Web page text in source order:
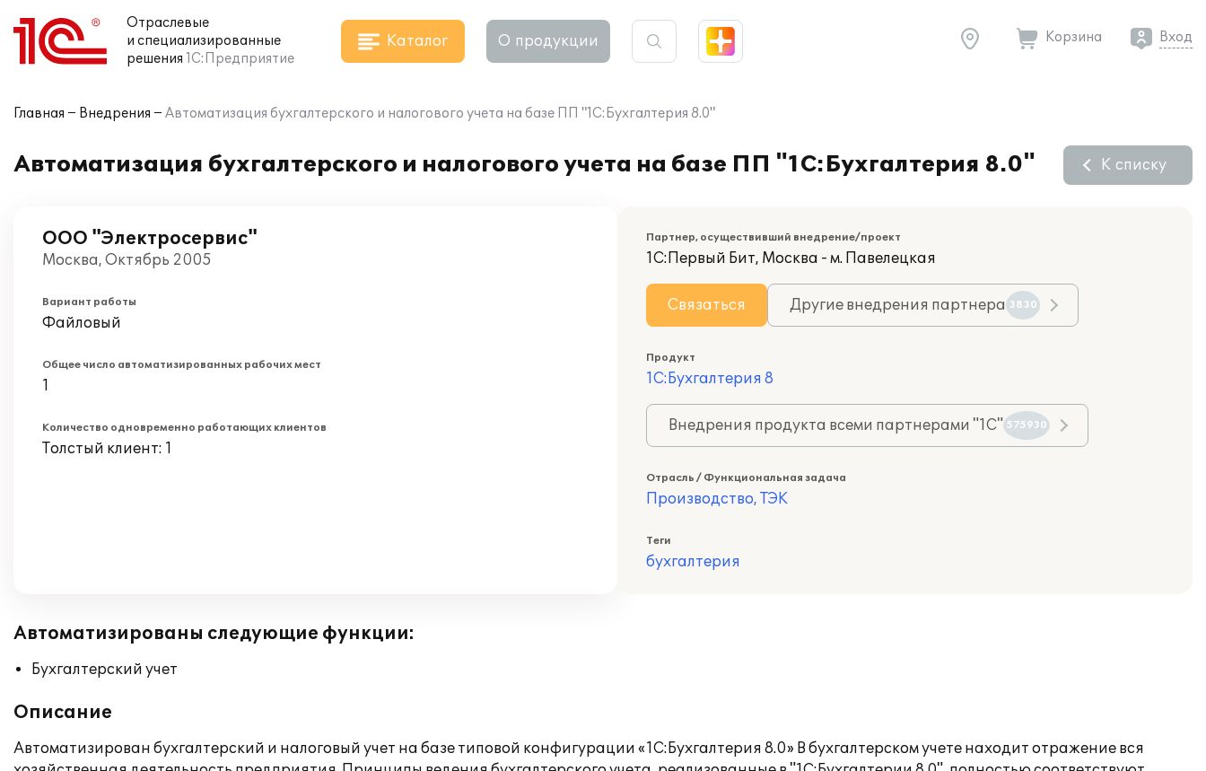
Отраслевые
и специализированные
решения 1С:Предприятие
Каталог О продукции Корзина Вход
Главная Внедрения Автоматизация бухгалтерского и налогового учета на базе ПП "1С:Бухгалтерия 8.0"
Автоматизация бухгалтерского и налогового учета на базе ПП "1С:Бухгалтерия 8.0" К списку
ООО "Электросервис"
Москва, Октябрь 2005
Вариант работы
Файловый
Общее число автоматизированных рабочих мест
1
Количество одновременно работающих клиентов
Толстый клиент: 1
Партнер, осуществивший внедрение/проект
1С:Первый Бит, Москва - м. Павелецкая
Связаться Другие внедрения партнера 3830
Продукт
1С:Бухгалтерия 8
Внедрения продукта всеми партнерами "1С" 575930
Отрасль / Функциональная задача
Производство, ТЭК
Теги
бухгалтерия
Автоматизированы следующие функции:
Бухгалтерский учет
Описание
Автоматизирован бухгалтерский и налоговый учет на базе типовой конфигурации «1С:Бухгалтерия 8.0» В бухгалтерском учете находит отражение вся